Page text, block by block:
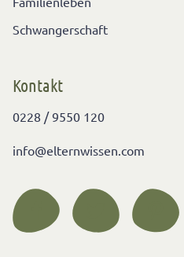
Schwangerschaft
Kontakt
0228 / 9550 120
info@elternwissen.com